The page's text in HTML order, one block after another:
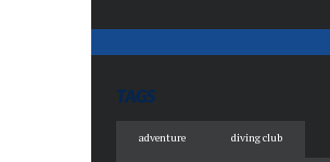
TAGS
adventure diving club